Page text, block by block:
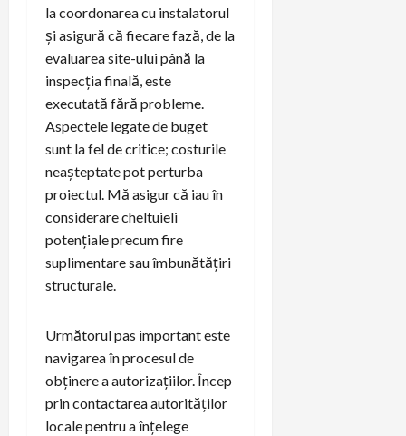
la coordonarea cu instalatorul
și asigură că fiecare fază, de la
evaluarea site-ului până la
inspecția finală, este
executată fără probleme.
Aspectele legate de buget
sunt la fel de critice; costurile
neașteptate pot perturba
proiectul. Mă asigur că iau în
considerare cheltuieli
potențiale precum fire
suplimentare sau îmbunătățiri
structurale.
Următorul pas important este
navigarea în procesul de
obținere a autorizațiilor. Încep
prin contactarea autorităților
locale pentru a înțelege